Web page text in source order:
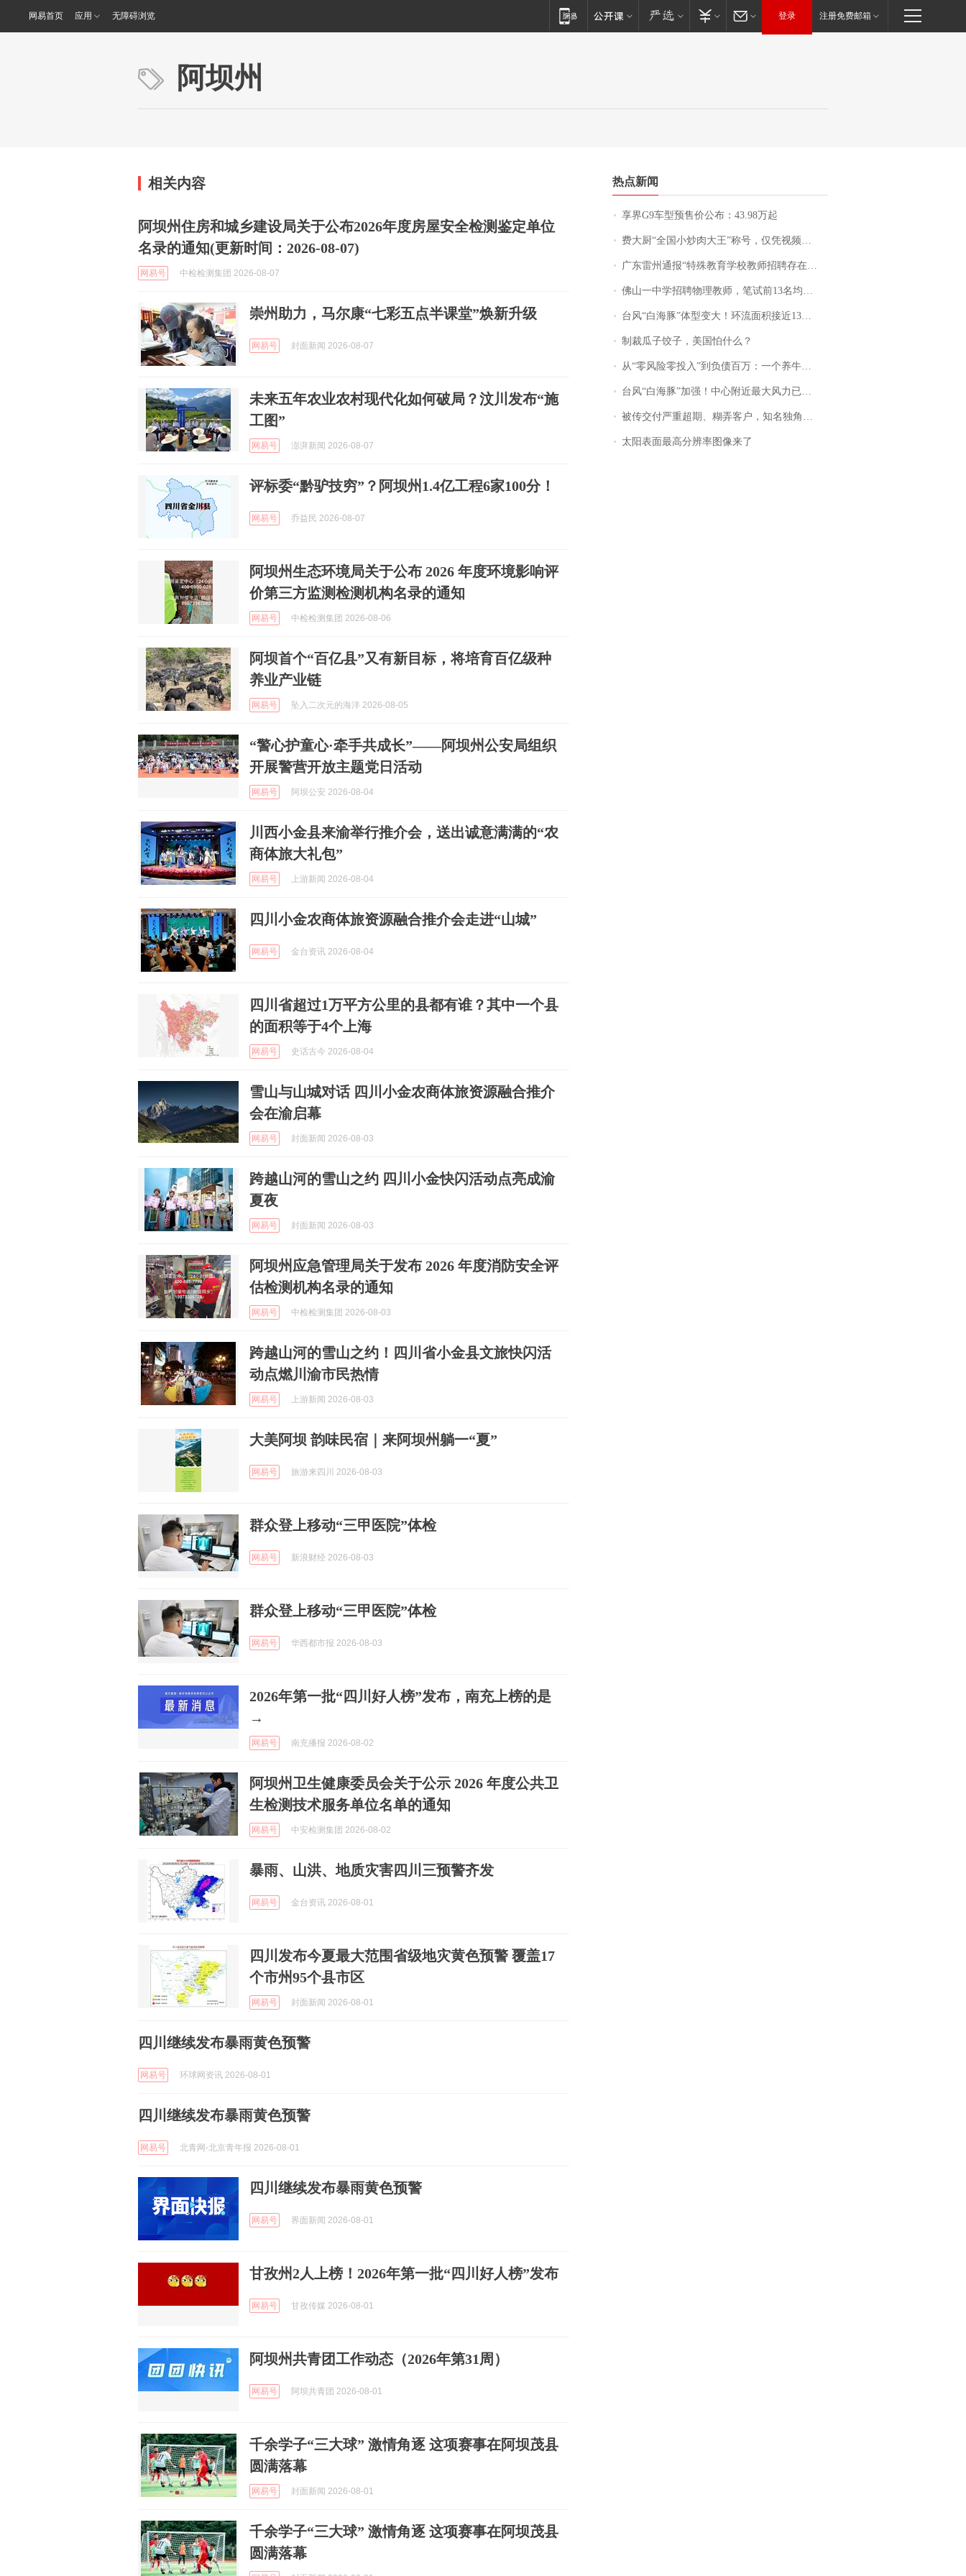
网易首页 应用 无障碍浏览 登录 注册免费邮箱
阿坝州
相关内容
阿坝州住房和城乡建设局关于公布2026年度房屋安全检测鉴定单位
名录的通知(更新时间：2026-08-07)
网易号 中检检测集团 2026-08-07
崇州助力，马尔康“七彩五点半课堂”焕新升级
网易号 封面新闻 2026-08-07
未来五年农业农村现代化如何破局？汶川发布“施
工图”
网易号 澎湃新闻 2026-08-07
评标委“黔驴技穷”？阿坝州1.4亿工程6家100分！
网易号 乔益民 2026-08-07
阿坝州生态环境局关于公布 2026 年度环境影响评
价第三方监测检测机构名录的通知
网易号 中检检测集团 2026-08-06
阿坝首个“百亿县”又有新目标，将培育百亿级种
养业产业链
网易号 坠入二次元的海洋 2026-08-05
“警心护童心·牵手共成长”——阿坝州公安局组织
开展警营开放主题党日活动
网易号 阿坝公安 2026-08-04
川西小金县来渝举行推介会，送出诚意满满的“农
商体旅大礼包”
网易号 上游新闻 2026-08-04
四川小金农商体旅资源融合推介会走进“山城”
网易号 金台资讯 2026-08-04
四川省超过1万平方公里的县都有谁？其中一个县
的面积等于4个上海
网易号 史话古今 2026-08-04
雪山与山城对话 四川小金农商体旅资源融合推介
会在渝启幕
网易号 封面新闻 2026-08-03
跨越山河的雪山之约 四川小金快闪活动点亮成渝
夏夜
网易号 封面新闻 2026-08-03
阿坝州应急管理局关于发布 2026 年度消防安全评
估检测机构名录的通知
网易号 中检检测集团 2026-08-03
跨越山河的雪山之约！四川省小金县文旅快闪活
动点燃川渝市民热情
网易号 上游新闻 2026-08-03
大美阿坝 韵味民宿｜来阿坝州躺一“夏”
网易号 旅游来四川 2026-08-03
群众登上移动“三甲医院”体检
网易号 新浪财经 2026-08-03
群众登上移动“三甲医院”体检
网易号 华西都市报 2026-08-03
2026年第一批“四川好人榜”发布，南充上榜的是
→
网易号 南充播报 2026-08-02
阿坝州卫生健康委员会关于公示 2026 年度公共卫
生检测技术服务单位名单的通知
网易号 中安检测集团 2026-08-02
暴雨、山洪、地质灾害四川三预警齐发
网易号 金台资讯 2026-08-01
四川发布今夏最大范围省级地灾黄色预警 覆盖17
个市州95个县市区
网易号 封面新闻 2026-08-01
四川继续发布暴雨黄色预警
网易号 环球网资讯 2026-08-01
四川继续发布暴雨黄色预警
网易号 北青网-北京青年报 2026-08-01
四川继续发布暴雨黄色预警
网易号 界面新闻 2026-08-01
甘孜州2人上榜！2026年第一批“四川好人榜”发布
网易号 甘孜传媒 2026-08-01
阿坝州共青团工作动态（2026年第31周）
网易号 阿坝共青团 2026-08-01
千余学子“三大球” 激情角逐 这项赛事在阿坝茂县
圆满落幕
网易号 封面新闻 2026-08-01
千余学子“三大球” 激情角逐 这项赛事在阿坝茂县
圆满落幕
热点新闻
享界G9车型预售价公布：43.98万起
费大厨“全国小炒肉大王”称号，仅凭视频评出？中国烹饪协会回应
广东雷州通报“特殊教育学校教师招聘存在违规行为”：已启动问责程序 副校长被停职
佛山一中学招聘物理教师，笔试前13名均遭淘汰？教育局：已叫停招聘，成立调查组全面核查
台风“白海豚”体型变大！环流面积接近13个浙江那么大
制裁瓜子饺子，美国怕什么？
从“零风险零投入”到负债百万：一个养牛项目崩盘后，谁该为农户的贷款买单丨红星调查
台风“白海豚”加强！中心附近最大风力已达15级 最新研判
被传交付严重超期、糊弄客户，知名独角兽车企创始人回应：都没证据，将依法采取措施，“本人长期与美国交管局保持沟通，对方表示肯定”
太阳表面最高分辨率图像来了